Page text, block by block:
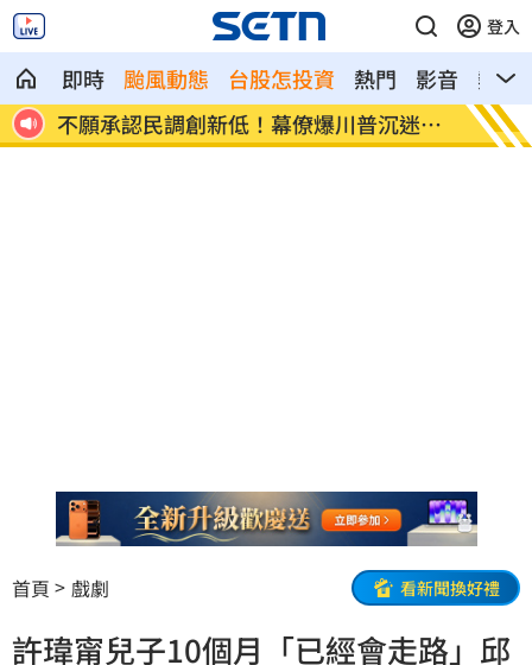
登入
即時 颱風動態 台股怎投資 熱門 影音
熱搜
落
不願承認民調創新低！幕僚爆川普沉迷這
事
健保
路
首頁 戲劇 看新聞換好禮
許瑋甯兒子10個月「已經會走路」邱